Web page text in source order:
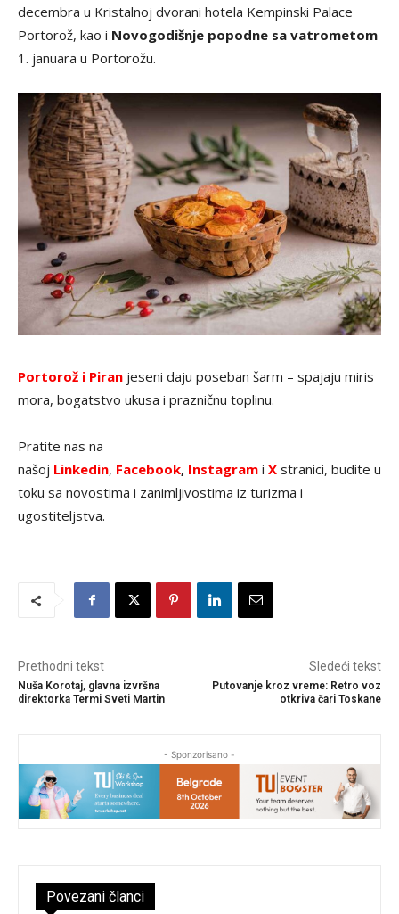
decembra u Kristalnoj dvorani hotela Kempinski Palace
Portorož, kao i Novogodišnje popodne sa vatrometom
1. januara u Portorožu.
Portorož i Piran jeseni daju poseban šarm – spajaju miris
mora, bogatstvo ukusa i prazničnu toplinu.
Pratite nas na
našoj Linkedin, Facebook, Instagram i X stranici, budite u
toku sa novostima i zanimljivostima iz turizma i
ugostiteljstva.
Prethodni tekst
Nuša Korotaj, glavna izvršna
direktorka Termi Sveti Martin
Sledeći tekst
Putovanje kroz vreme: Retro voz
otkriva čari Toskane
- Sponzorisano -
Povezani članci